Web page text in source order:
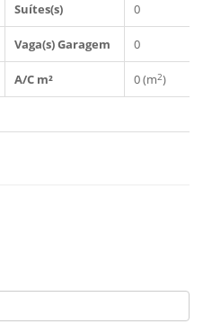
Suítes(s) 0
Vaga(s) Garagem 0
A/C m² 0 (m2)